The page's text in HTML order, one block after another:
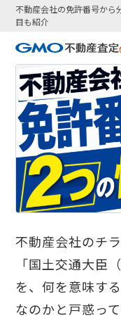
不動産会社の免許番号から
目も紹介
不動産会社のチ
「国土交通大
を、何を意味す
なのかと戸惑って